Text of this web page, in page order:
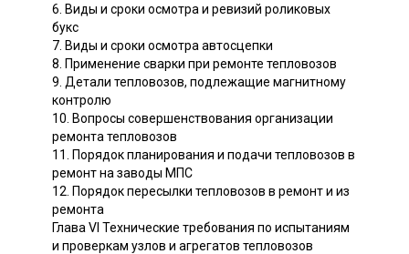
6. Виды и сроки осмотра и ревизий роликовых
букс
7. Виды и сроки осмотра автосцепки
8. Применение сварки при ремонте тепловозов
9. Детали тепловозов, подлежащие магнитному
контролю
10. Вопросы совершенствования организации
ремонта тепловозов
11. Порядок планирования и подачи тепловозов в
ремонт на заводы МПС
12. Порядок пересылки тепловозов в ремонт и из
ремонта
Глава VI Технические требования по испытаниям
и проверкам узлов и агрегатов тепловозов